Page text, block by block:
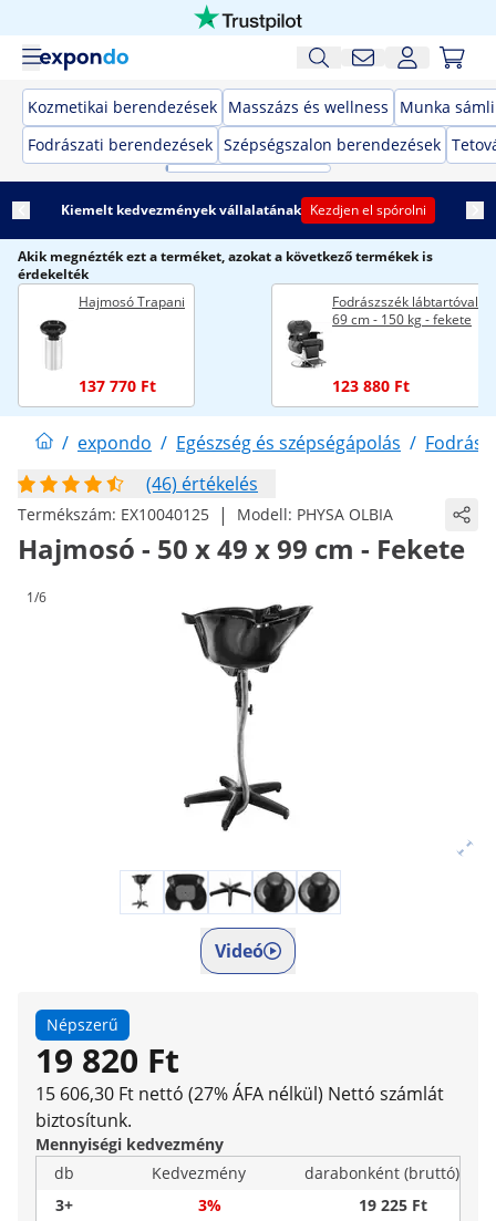
Kozmetikai berendezések Masszázs és wellness
Munka
Fodrászati berendezések Szépségszalon berendezések
Kiemelt kedvezmények vállalatának Kezdjen el spórolni
Akik megnézték ezt a terméket, azokat a következő termékek is
érdekelték
Hajmosó Trapani
137 770 Ft
Fodrászszék lábtartóval -
69 cm - 150 kg - fekete
123 880 Ft
/ expondo / Egészség és szépségápolás /
(46) értékelés
Termékszám: EX10040125 | Modell: PHYSA OLBIA
Hajmosó - 50 x 49 x 99 cm - Fekete
1/6
Videó
Népszerű
19 820 Ft
15 606,30 Ft nettó (27% ÁFA nélkül) Nettó számlát
biztosítunk.
Mennyiségi kedvezmény
db
Kedvezmény
darabonként (bruttó)
3+
3%
19 225 Ft